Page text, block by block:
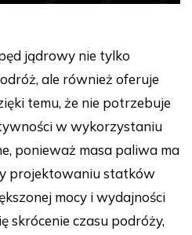
jądrowy nie tylko
ale również oferuje
temu, że nie potrzebuje
w wykorzystaniu
ponieważ masa paliwa ma
projektowaniu statków
mocy i wydajności
skrócenie czasu podróży,